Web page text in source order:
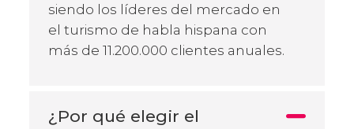
siendo los líderes del mercado en
el turismo de habla hispana con
más de 11.200.000 clientes anuales.
¿Por qué elegir el